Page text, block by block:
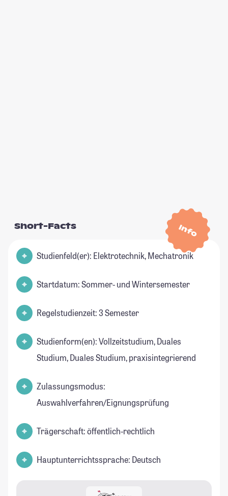
Info
Short-Facts
Studienfeld(er): Elektrotechnik, Mechatronik
Startdatum: Sommer- und Wintersemester
Regelstudienzeit: 3 Semester
Studienform(en): Vollzeitstudium, Duales
Studium, Duales Studium, praxisintegrierend
Zulassungsmodus:
Auswahlverfahren/Eignungsprüfung
Trägerschaft: öffentlich-rechtlich
Hauptunterrichtssprache: Deutsch